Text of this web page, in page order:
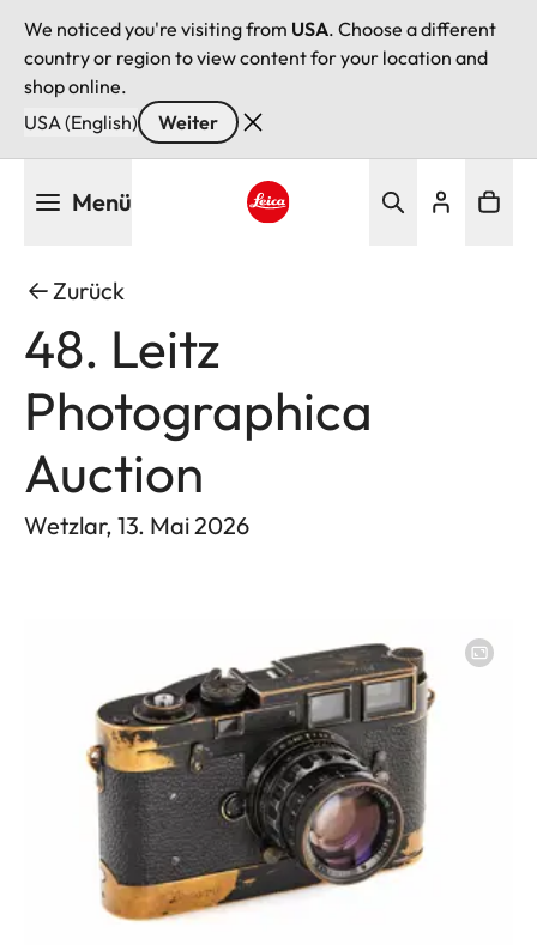
We noticed you're visiting from USA. Choose a different
country or region to view content for your location and
shop online.
USA (English)
Weiter
Menü
Zurück
48. Leitz
Photographica
Auction
Wetzlar, 13. Mai 2026